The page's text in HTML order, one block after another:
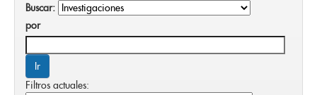
Buscar:
por
Filtros actuales: